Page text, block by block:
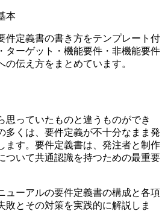
本
件定義書の書き方をテンプレート付
ターゲット・機能要件・非機能要件
伝え方をまとめています。
思っていたものと違うものができ
くは、要件定義が不十分なまま発
ます。要件定義書は、発注者と制作
ついて共通認識を持つための最重要
ューアルの要件定義書の構成と各項
敗とその対策を実践的に解説しま